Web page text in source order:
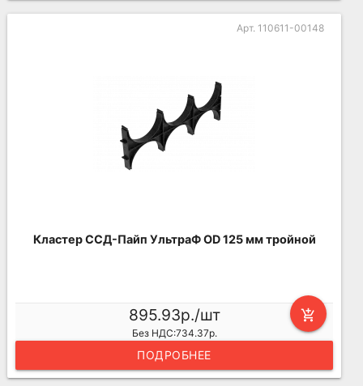
Арт. 110611-00148
Кластер ССД-Пайп УльтраФ OD 125 мм тройной
add_shopping_cart
895.93р./шт
Без НДС:734.37р.
ПОДРОБНЕЕ